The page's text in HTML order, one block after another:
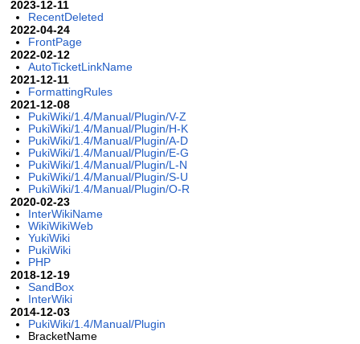
2023-12-11
RecentDeleted
2022-04-24
FrontPage
2022-02-12
AutoTicketLinkName
2021-12-11
FormattingRules
2021-12-08
PukiWiki/1.4/Manual/Plugin/V-Z
PukiWiki/1.4/Manual/Plugin/H-K
PukiWiki/1.4/Manual/Plugin/A-D
PukiWiki/1.4/Manual/Plugin/E-G
PukiWiki/1.4/Manual/Plugin/L-N
PukiWiki/1.4/Manual/Plugin/S-U
PukiWiki/1.4/Manual/Plugin/O-R
2020-02-23
InterWikiName
WikiWikiWeb
YukiWiki
PukiWiki
PHP
2018-12-19
SandBox
InterWiki
2014-12-03
PukiWiki/1.4/Manual/Plugin
BracketName